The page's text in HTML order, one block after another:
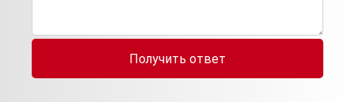
Получить ответ